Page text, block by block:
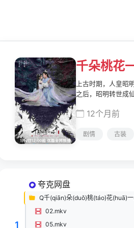
千朵桃花
上古时期，人皇昭
之后，昭明转世成
愫。然而，在争夺
12个月前
剧情 古装
1
夸克网盘
Q千(qiān)朵(duǒ)桃(táo)花(huā)
02.mkv
05.mkv